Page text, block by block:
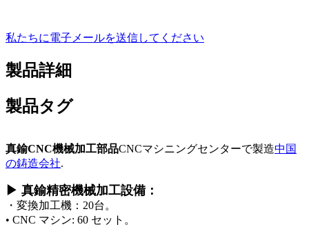
私たちに電子メールを送信してください
製品詳細
製品タグ
真鍮CNC機械加工部品CNCマシニングセンターで製造中国
の鋳造会社.
▶ 真鍮精密機械加工設備：
・変換加工機：20台。
• CNC マシン: 60 セット。